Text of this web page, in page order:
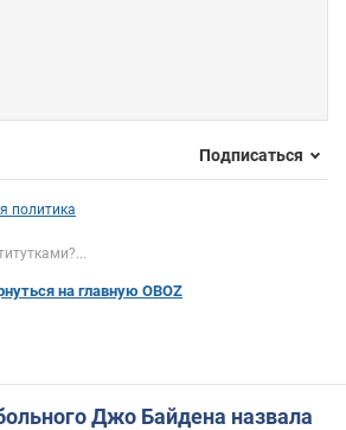
Подписаться
политика
на главную OBOZ
Джо Байдена назвала